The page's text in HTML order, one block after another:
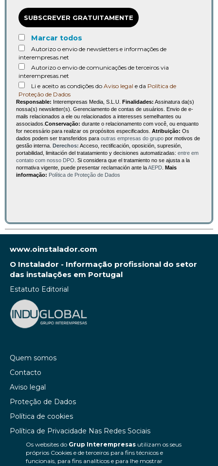
Os websites do Grup Interempresasutilizam os seus
próprios Cookies e de terceiros para fins técnicos e
funcionais, para fins analíticos e para lhe mostrar
SUBSCREVER GRATUITAMENTE
Marcar todos
Autorizo o envio de newsletters e informações de
interempresas.net
Autorizo o envio de comunicações de terceiros via
interempresas.net
Li e aceito as condições do Aviso legal e da Política de
Proteção de Dados
Responsable: Interempresas Media, S.L.U. Finalidades: Assinatura da(s)
nossa(s) newsletter(s). Gerenciamento de contas de usuários. Envio de e-
mails relacionados a ele ou relacionados a interesses semelhantes ou
associados. Conservação: durante o relacionamento com você, ou enquanto
for necessário para realizar os propósitos especificados. Atribuição: Os
dados podem ser transferidos para outras empresas do grupo por motivos de
gestão interna. Derechos: Acceso, rectificación, oposición, supresión,
portabilidad, limitación del tratatamiento y decisiones automatizadas: entre em
contato com nosso DPO . Si considera que el tratamiento no se ajusta a la
normativa vigente, puede presentar reclamación ante laAEPD Mais
informação: Política de Proteção de Dados
www.oinstalador.com
O Instalador - Informação profissional do setor
das instalações em Portugal
Estatuto Editorial
Quem somos
Contacto
Aviso legal
Proteção de Dados
Política de cookies
Política de Privacidade Nas Redes Sociais
Canal de denúncias
Colaborações editoriais